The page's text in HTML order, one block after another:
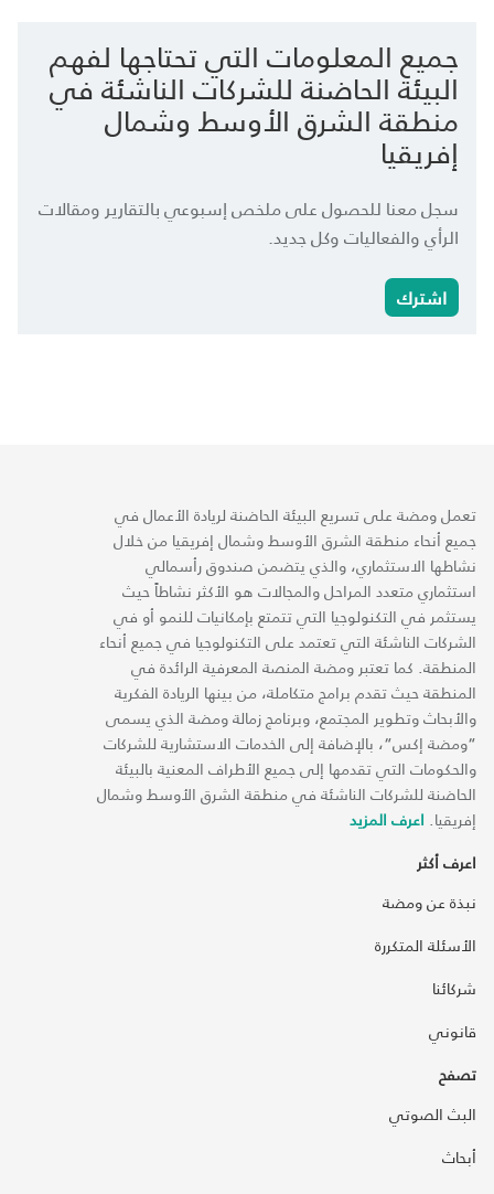
جميع المعلومات التي تحتاجها لفهم
البيئة الحاضنة للشركات الناشئة في
منطقة الشرق الأوسط وشمال
إفريقيا
سجل معنا للحصول على ملخص إسبوعي بالتقارير ومقالات
الرأي والفعاليات وكل جديد.
اشترك
تعمل ومضة على تسريع البيئة الحاضنة لريادة الأعمال في
جميع أنحاء منطقة الشرق الأوسط وشمال إفريقيا من خلال
نشاطها الاستثماري، والذي يتضمن صندوق رأسمالي
استثماري متعدد المراحل والمجالات هو الأكثر نشاطاً حيث
يستثمر في التكنولوجيا التي تتمتع بإمكانيات للنمو أو في
الشركات الناشئة التي تعتمد على التكنولوجيا في جميع أنحاء
المنطقة. كما تعتبر ومضة المنصة المعرفية الرائدة في
المنطقة حيث تقدم برامج متكاملة، من بينها الريادة الفكرية
والأبحاث وتطوير المجتمع، وبرنامج زمالة ومضة الذي يسمى
“ومضة إكس“، بالإضافة إلى الخدمات الاستشارية للشركات
والحكومات التي تقدمها إلى جميع الأطراف المعنية بالبيئة
الحاضنة للشركات الناشئة في منطقة الشرق الأوسط وشمال
إفريقيا. اعرف المزيد
اعرف أكثر
نبذة عن ومضة
الأسئلة المتكررة
شركائنا
قانوني
تصفح
البث الصوتي
أبحاث